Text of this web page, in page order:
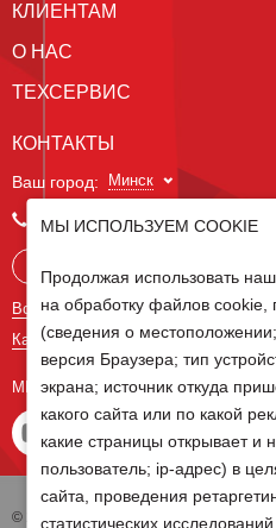
КЛИЕНТАМ
О НАС
ТЕХСЕРВИС
КОНТАКТЫ
Ваш город: Минск
+375 29 238 97 34
Все контакты
Карта сайта
МЫ В СОЦ СЕТЯХ
© 2026 Группа компаний Белагро
МЫ ИСПОЛЬЗУЕМ COOKIE
Продолжая использовать
на обработку файлов cookie,
(сведения о
версия Браузера; тип
экрана; источник откуда
какого сайта или по какой
какие страницы открывает и
пользователь; ip-адрес) в
сайта, проведения
статистических